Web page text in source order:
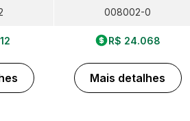
008002-0
R$ 24.068
Mais detalhes